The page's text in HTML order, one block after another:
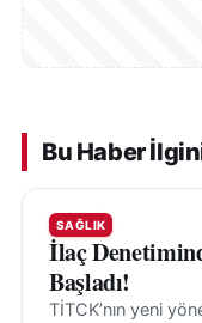
Bu Haber
SAĞLIK
İlaç
Başladı!
TİTCK’nın yeni